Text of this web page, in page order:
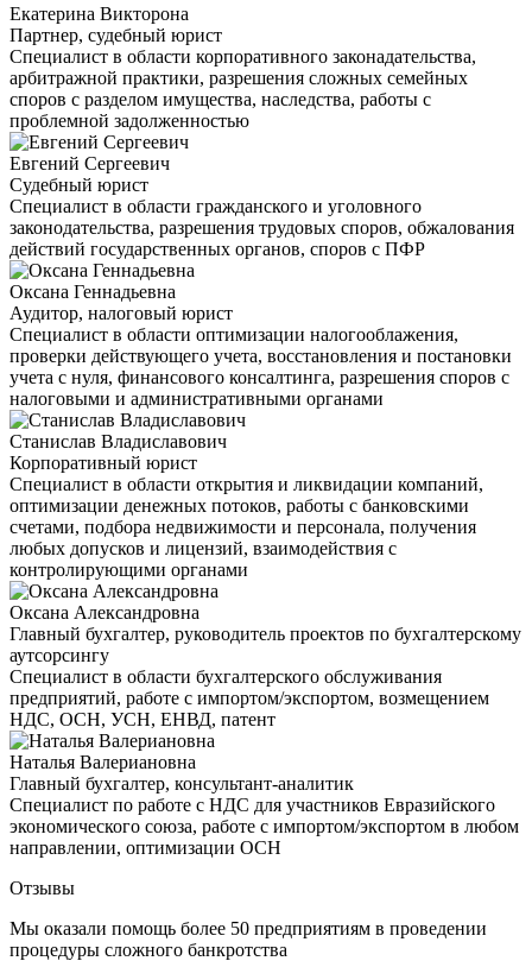
Екатерина Викторона
Партнер, судебный юрист
Специалист в области корпоративного законадательства,
арбитражной практики, разрешения сложных семейных
споров с разделом имущества, наследства, работы с
проблемной задолженностью
Евгений Сергеевич
Судебный юрист
Специалист в области гражданского и уголовного
законодательства, разрешения трудовых споров, обжалования
действий государственных органов, споров с ПФР
Оксана Геннадьевна
Аудитор, налоговый юрист
Специалист в области оптимизации налогооблажения,
проверки действующего учета, восстановления и постановки
учета с нуля, финансового консалтинга, разрешения споров с
налоговыми и административными органами
Станислав Владиславович
Корпоративный юрист
Специалист в области открытия и ликвидации компаний,
оптимизации денежных потоков, работы с банковскими
счетами, подбора недвижимости и персонала, получения
любых допусков и лицензий, взаимодействия с
контролирующими органами
Оксана Александровна
Главный бухгалтер, руководитель проектов по бухгалтерскому
аутсорсингу
Специалист в области бухгалтерского обслуживания
предприятий, работе с импортом/экспортом, возмещением
НДС, ОСН, УСН, ЕНВД, патент
Наталья Валериановна
Главный бухгалтер, консультант-аналитик
Специалист по работе с НДС для участников Евразийского
экономического союза, работе с импортом/экспортом в любом
направлении, оптимизации ОСН
Отзывы
Мы оказали помощь более 50 предприятиям в проведении
процедуры сложного банкротства